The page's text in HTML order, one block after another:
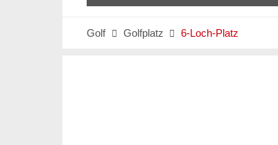
Golf  Golfplatz  6-Loch-Platz